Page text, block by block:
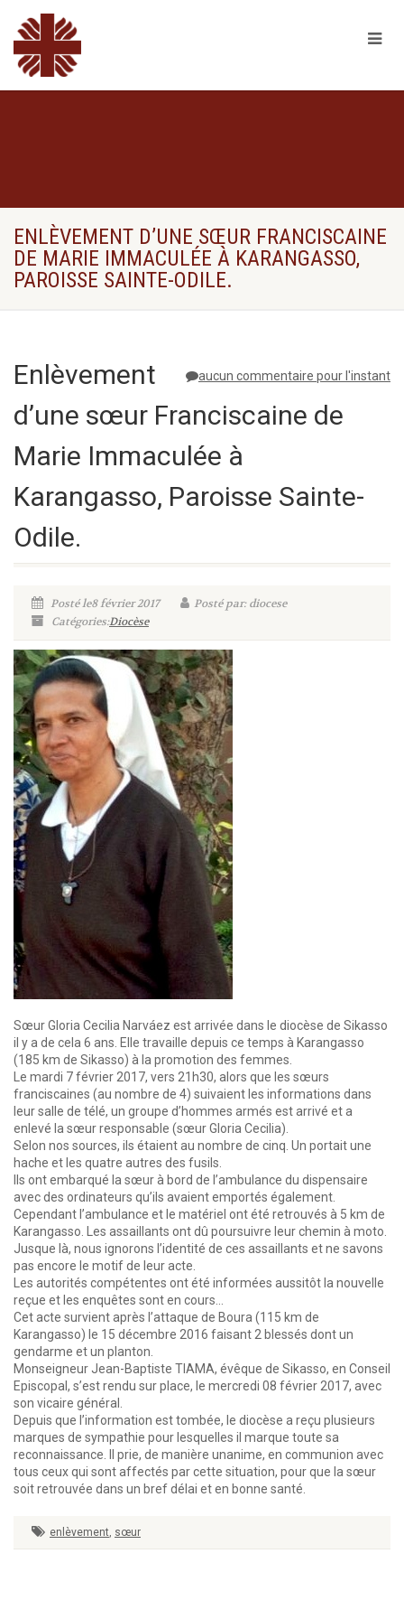
ENLÈVEMENT D’UNE SŒUR FRANCISCAINE
DE MARIE IMMACULÉE À KARANGASSO,
PAROISSE SAINTE-ODILE.
aucun commentaire pour l'instant
Enlèvement
d’une sœur Franciscaine de
Marie Immaculée à
Karangasso, Paroisse Sainte-
Odile.
Posté le8 février 2017
Posté par: diocese
Catégories:Diocèse
Sœur Gloria Cecilia Narváez est arrivée dans le diocèse de Sikasso
il y a de cela 6 ans. Elle travaille depuis ce temps à Karangasso
(185 km de Sikasso) à la promotion des femmes.
Le mardi 7 février 2017, vers 21h30, alors que les sœurs
franciscaines (au nombre de 4) suivaient les informations dans
leur salle de télé, un groupe d’hommes armés est arrivé et a
enlevé la sœur responsable (sœur Gloria Cecilia).
Selon nos sources, ils étaient au nombre de cinq. Un portait une
hache et les quatre autres des fusils.
Ils ont embarqué la sœur à bord de l’ambulance du dispensaire
avec des ordinateurs qu’ils avaient emportés également.
Cependant l’ambulance et le matériel ont été retrouvés à 5 km de
Karangasso. Les assaillants ont dû poursuivre leur chemin à moto.
Jusque là, nous ignorons l’identité de ces assaillants et ne savons
pas encore le motif de leur acte.
Les autorités compétentes ont été informées aussitôt la nouvelle
reçue et les enquêtes sont en cours…
Cet acte survient après l’attaque de Boura (115 km de
Karangasso) le 15 décembre 2016 faisant 2 blessés dont un
gendarme et un planton.
Monseigneur Jean-Baptiste TIAMA, évêque de Sikasso, en Conseil
Episcopal, s’est rendu sur place, le mercredi 08 février 2017, avec
son vicaire général.
Depuis que l’information est tombée, le diocèse a reçu plusieurs
marques de sympathie pour lesquelles il marque toute sa
reconnaissance. Il prie, de manière unanime, en communion avec
tous ceux qui sont affectés par cette situation, pour que la sœur
soit retrouvée dans un bref délai et en bonne santé.
enlèvement, sœur